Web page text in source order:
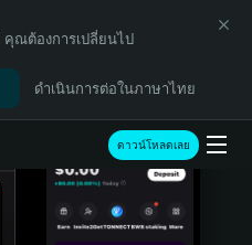
คุณต้องการเปลี่ยนไป
ดำเนินการต่อในภาษาไทย
ดาวน์โหลดเลย